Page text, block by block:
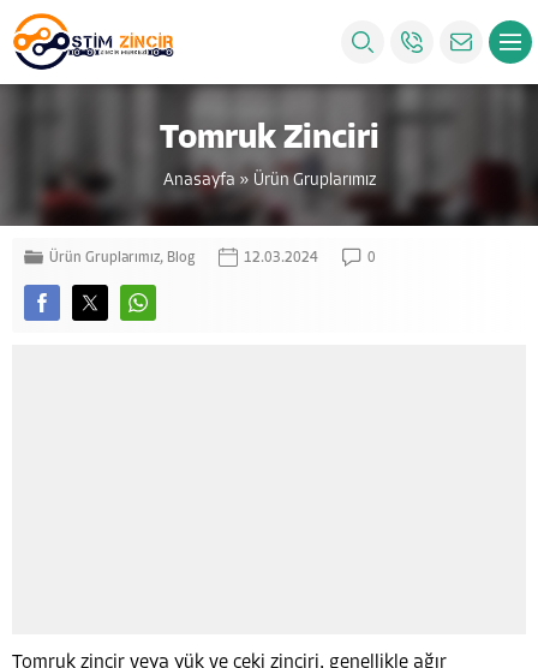
Tomruk Zinciri
Anasayfa » Ürün Gruplarımız
Ürün Gruplarımız, Blog 12.03.2024 0
Tomruk zincir veya yük ve çeki zinciri, genellikle ağır